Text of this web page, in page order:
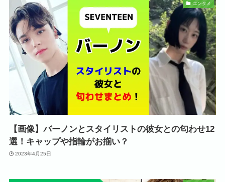
エンタメ
【画像】バーノンとスタイリストの彼女との匂わせ12
選！キャップや指輪がお揃い？
2023年4月25日